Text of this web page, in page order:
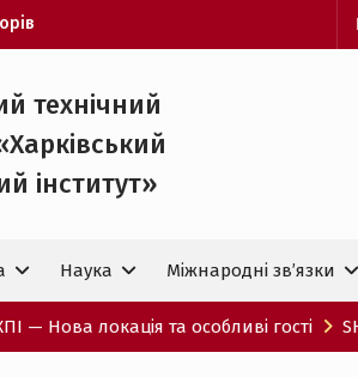
«Червона
з
технічний
iнститут»
Наука Міжнародні зв’язки
— Нова локація та особливі гості